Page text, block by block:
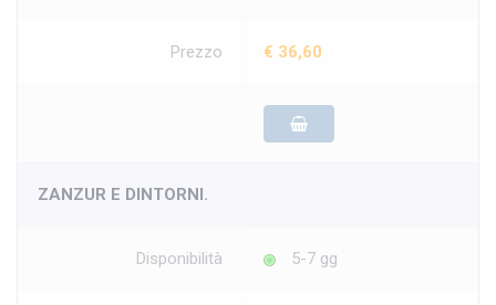
Prezzo € 36,60
ZANZUR E DINTORNI.
Disponibilità 5-7 gg